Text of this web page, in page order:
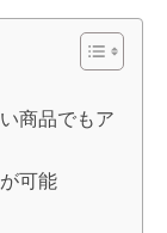
商品でもア
可能